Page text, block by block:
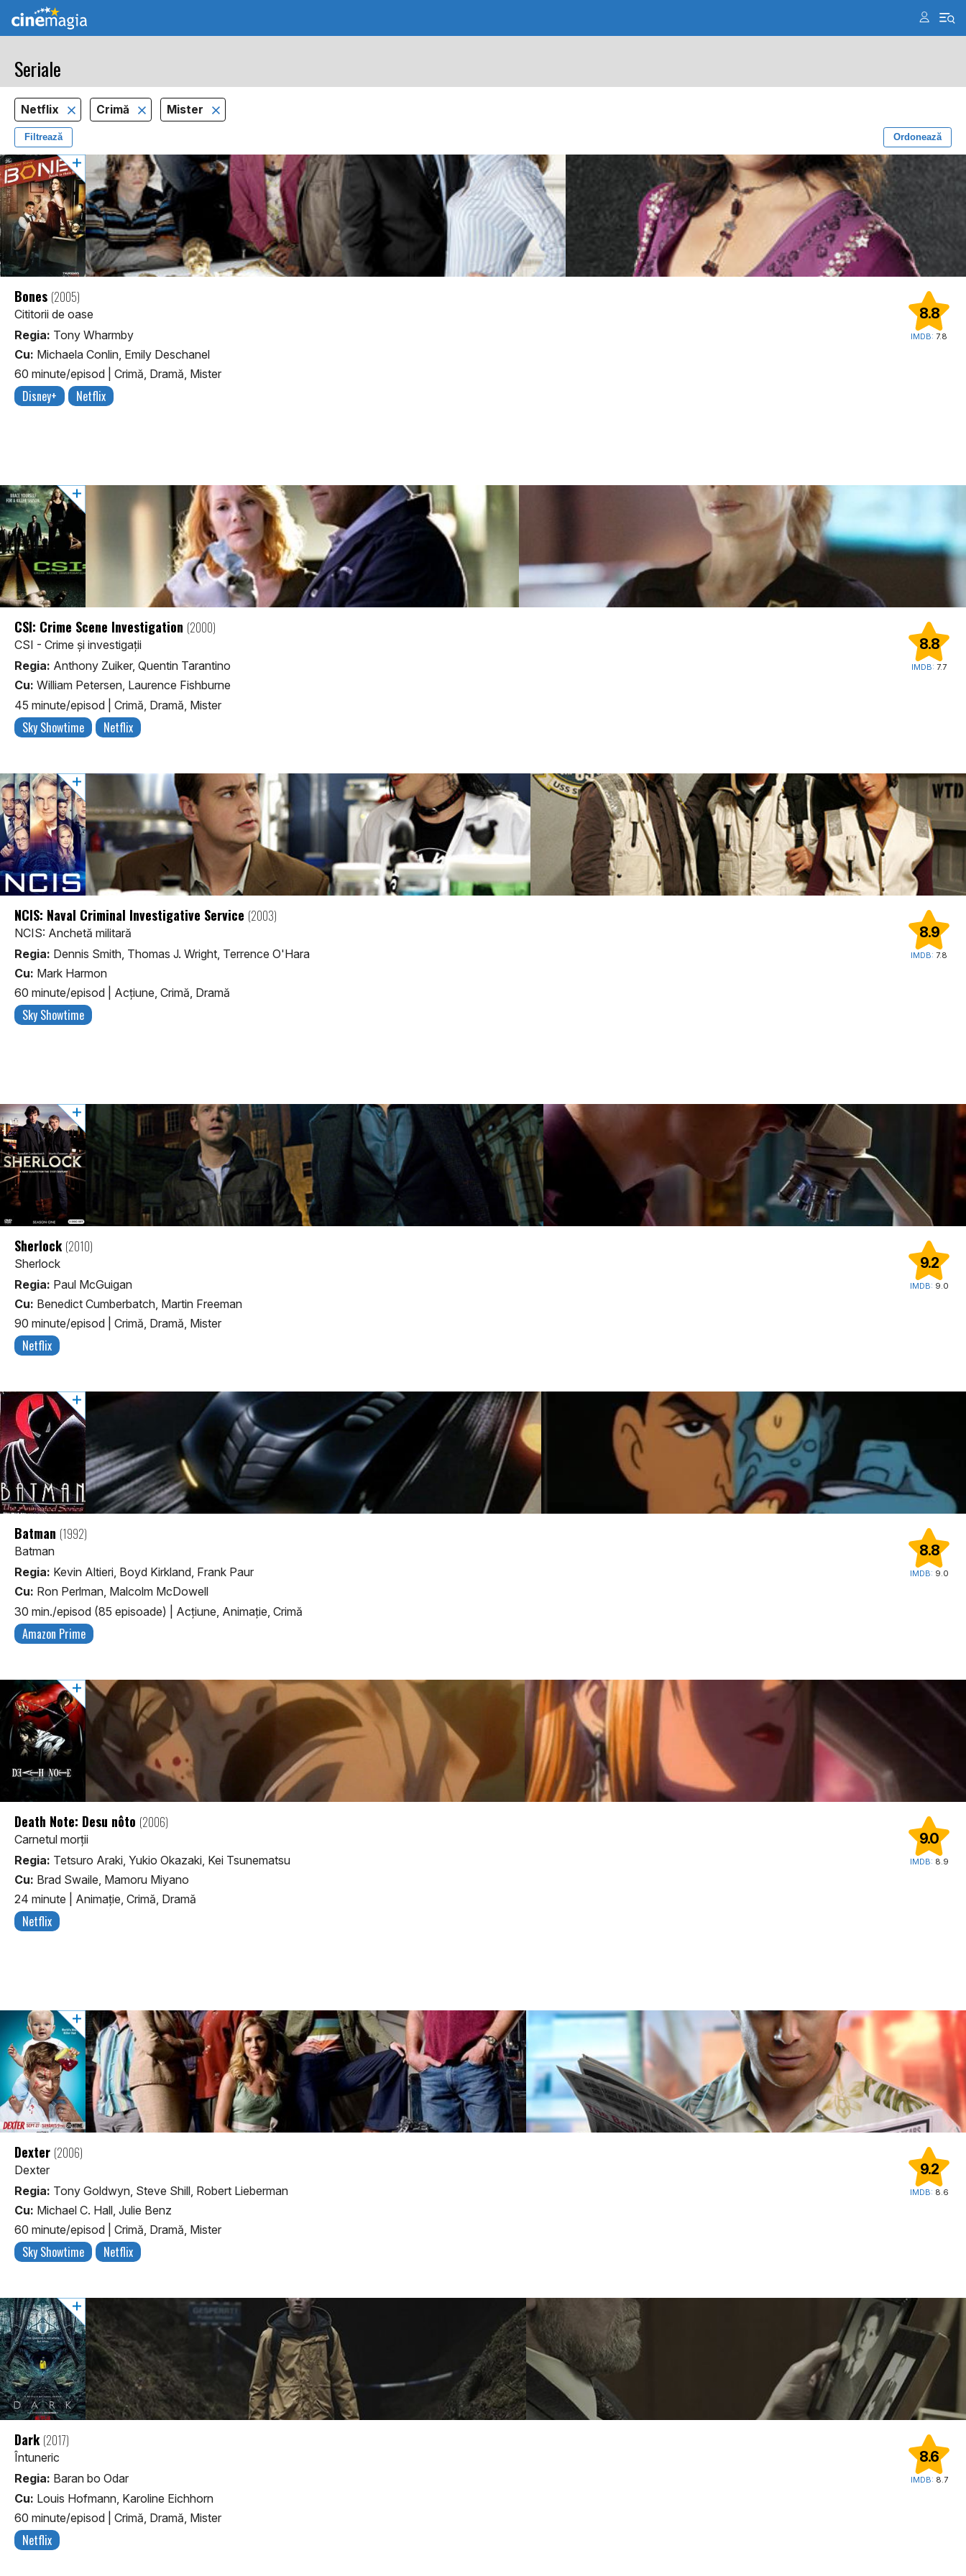
Seriale
Netflix Crimă Mister
Filtrează Ordonează
8.8
IMDB: 7.8
Bones (2005)
Cititorii de oase
Regia: Tony Wharmby
Cu: Michaela Conlin, Emily Deschanel
60 minute/episod
Crimă, Dramă, Mister
Disney+ Netflix
8.8
IMDB: 7.7
CSI: Crime Scene Investigation (2000)
CSI - Crime și investigații
Regia: Anthony Zuiker, Quentin Tarantino
Cu: William Petersen, Laurence Fishburne
45 minute/episod
Crimă, Dramă, Mister
Sky Showtime Netflix
8.9
IMDB: 7.8
NCIS: Naval Criminal Investigative Service (2003)
NCIS: Anchetă militară
Regia: Dennis Smith, Thomas J. Wright, Terrence O'Hara
Cu: Mark Harmon
60 minute/episod
Acţiune, Crimă, Dramă
Sky Showtime
9.2
IMDB: 9.0
Sherlock (2010)
Sherlock
Regia: Paul McGuigan
Cu: Benedict Cumberbatch, Martin Freeman
90 minute/episod
Crimă, Dramă, Mister
Netflix
8.8
IMDB: 9.0
Batman (1992)
Batman
Regia: Kevin Altieri, Boyd Kirkland, Frank Paur
Cu: Ron Perlman, Malcolm McDowell
30 min./episod (85 episoade)
Acţiune, Animaţie, Crimă
Amazon Prime
9.0
IMDB: 8.9
Death Note: Desu nôto (2006)
Carnetul morții
Regia: Tetsuro Araki, Yukio Okazaki, Kei Tsunematsu
Cu: Brad Swaile, Mamoru Miyano
24 minute
Animaţie, Crimă, Dramă
Netflix
9.2
IMDB: 8.6
Dexter (2006)
Dexter
Regia: Tony Goldwyn, Steve Shill, Robert Lieberman
Cu: Michael C. Hall, Julie Benz
60 minute/episod
Crimă, Dramă, Mister
Sky Showtime Netflix
8.6
IMDB: 8.7
Dark (2017)
Întuneric
Regia: Baran bo Odar
Cu: Louis Hofmann, Karoline Eichhorn
60 minute/episod
Crimă, Dramă, Mister
Netflix